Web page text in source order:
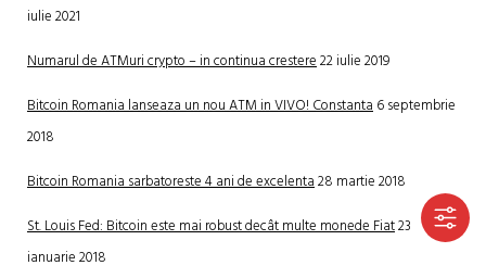
iulie 2021
Numarul de ATMuri crypto – in continua crestere22 iulie 2019
Bitcoin Romania lanseaza un nou ATM in VIVO! Constanta6 septembrie
2018
Bitcoin Romania sarbatoreste 4 ani de excelenta28 martie 2018
St. Louis Fed: Bitcoin este mai robust decât multe monede Fiat23
ianuarie 2018